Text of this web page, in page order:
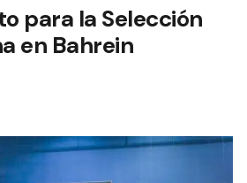
para la Selección
en Bahrein